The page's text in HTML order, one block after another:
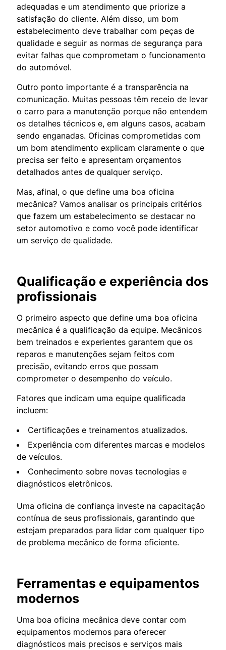
adequadas e um atendimento que priorize a
satisfação do cliente. Além disso, um bom
estabelecimento deve trabalhar com peças de
qualidade e seguir as normas de segurança para
evitar falhas que comprometam o funcionamento
do automóvel.
Outro ponto importante é a transparência na
comunicação. Muitas pessoas têm receio de levar
o carro para a manutenção porque não entendem
os detalhes técnicos e, em alguns casos, acabam
sendo enganadas. Oficinas comprometidas com
um bom atendimento explicam claramente o que
precisa ser feito e apresentam orçamentos
detalhados antes de qualquer serviço.
Mas, afinal, o que define uma boa oficina
mecânica? Vamos analisar os principais critérios
que fazem um estabelecimento se destacar no
setor automotivo e como você pode identificar
um serviço de qualidade.
Qualificação e experiência dos
profissionais
O primeiro aspecto que define uma boa oficina
mecânica é a qualificação da equipe. Mecânicos
bem treinados e experientes garantem que os
reparos e manutenções sejam feitos com
precisão, evitando erros que possam
comprometer o desempenho do veículo.
Fatores que indicam uma equipe qualificada
incluem:
Certificações e treinamentos atualizados.
Experiência com diferentes marcas e modelos
de veículos.
Conhecimento sobre novas tecnologias e
diagnósticos eletrônicos.
Uma oficina de confiança investe na capacitação
contínua de seus profissionais, garantindo que
estejam preparados para lidar com qualquer tipo
de problema mecânico de forma eficiente.
Ferramentas e equipamentos
modernos
Uma boa oficina mecânica deve contar com
equipamentos modernos para oferecer
diagnósticos mais precisos e serviços mais